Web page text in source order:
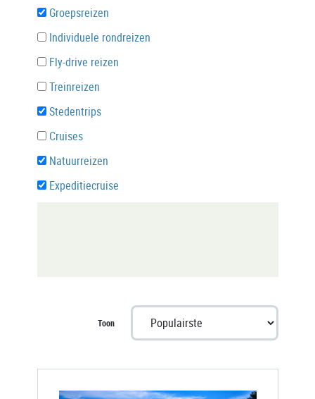
Groepsreizen
Individuele rondreizen
Fly-drive reizen
Treinreizen
Stedentrips
Cruises
Natuurreizen
Expeditiecruise
Toon